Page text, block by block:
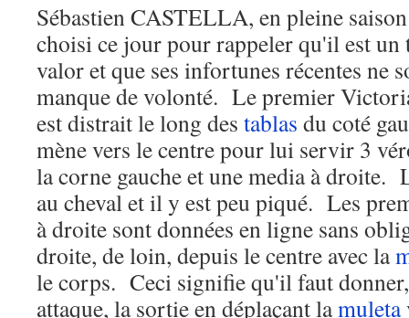
Sébastien CASTELLA, en pleine
choisi ce jour pour rappeler qu'il est un
valor et que ses infortunes récentes ne
manque de volonté. Le premier
est distrait le long des tablas du coté
mène vers le centre pour lui servir 3
la corne gauche et une media à droite.
au cheval et il y est peu piqué. Les
à droite sont données en ligne sans
droite, de loin, depuis le centre avec la
le corps. Ceci signifie qu'il faut
attaque, la sortie en déplaçant lamuleta